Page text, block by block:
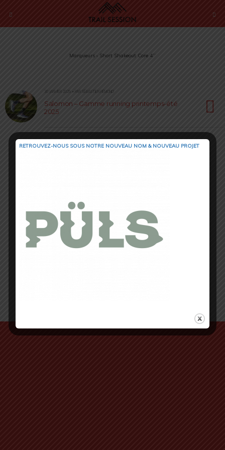
Marqueurs › Short Shakeout Core 4’’
30 JANVIER 2025 • PAR SÉBASTIEN RÉMOND
Salomon – Gamme running printemps-été
2025
RETROUVEZ-NOUS SOUS NOTRE NOUVEAU NOM & NOUVEAU PROJET